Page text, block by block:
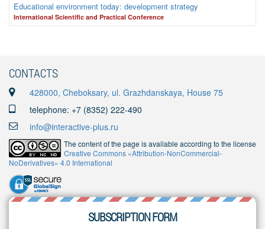
Educational environment today: development strategy
International Scientific and Practical Conference
CONTACTS
428000, Cheboksary, ul. Grazhdanskaya, House 75
telephone: +7 (8352) 222-490
info@interactive-plus.ru
The content of the page is available according to the license
Creative Commons «Attribution-NonCommercial-
NoDerivatives» 4.0 International
SUBSCRIPTION FORM